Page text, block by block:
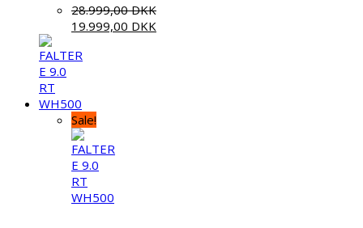
28.999,00DKK
19.999,00 DKK
Sale!